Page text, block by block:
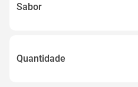
Sabor
Quantidade